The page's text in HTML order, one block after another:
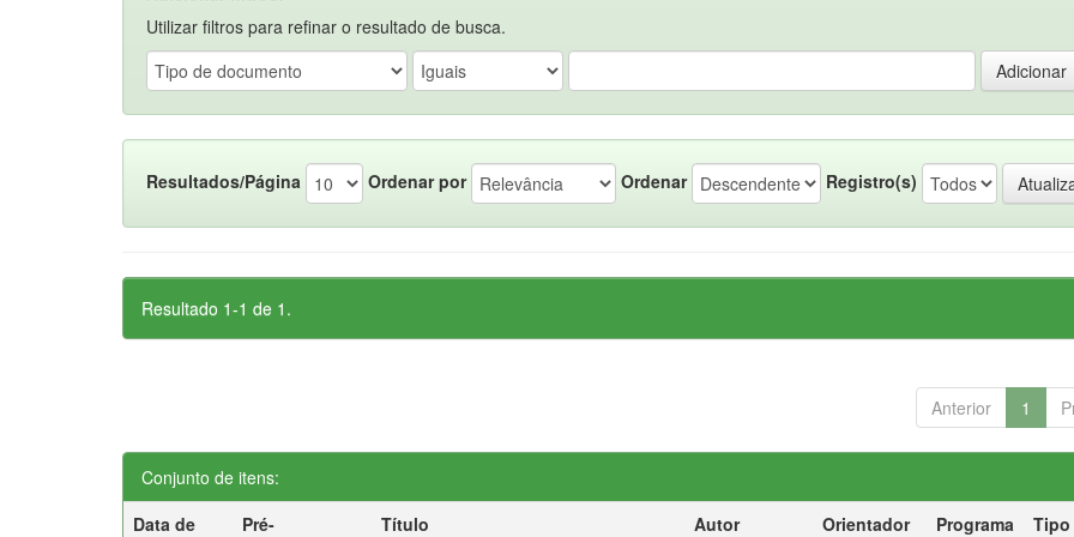
Utilizar filtros para refinar o resultado de busca.
Resultados/Página Ordenar por Ordenar Registro(s)
Resultado 1-1 de 1.
Anterior 1
Conjunto de itens:
Data de
Pré-
Título Autor Orientador Programa
Tipo